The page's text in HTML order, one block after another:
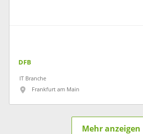
DFB
IT Branche
Frankfurt am Main
Mehr anzeigen